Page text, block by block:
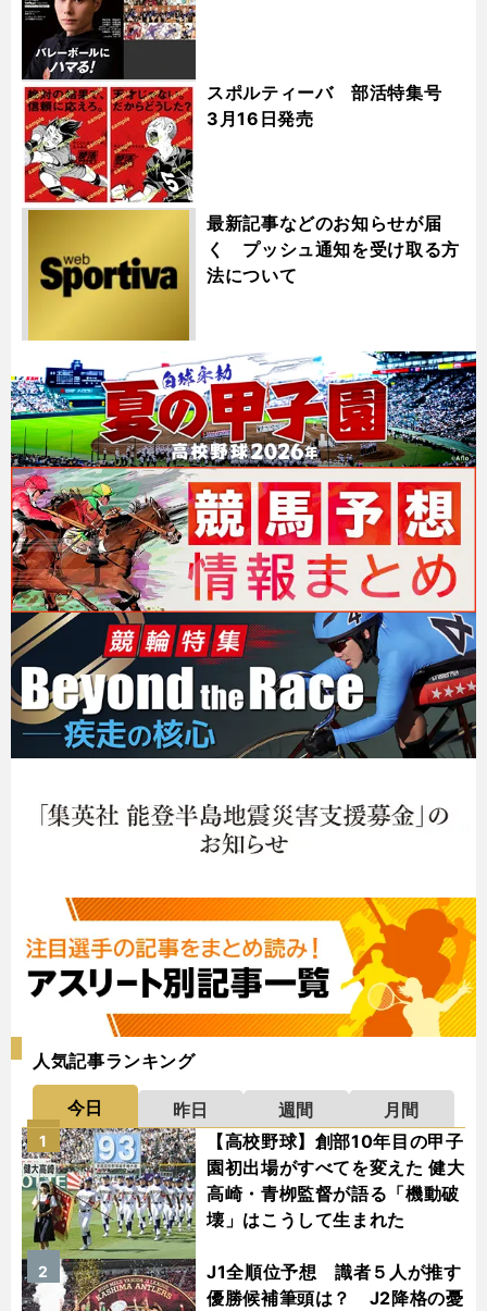
スポルティーバ 部活特集号
3月16日発売
最新記事などのお知らせが届
く プッシュ通知を受け取る方
法について
人気記事ランキング
今日 昨日 週間
月間
【高校野球】創部10年目の甲子
園初出場がすべてを変えた 健大
高崎・青栁監督が語る「機動破
壊」はこうして生まれた
1
J1全順位予想 識者５人が推す
優勝候補筆頭は？ J2降格の憂
2